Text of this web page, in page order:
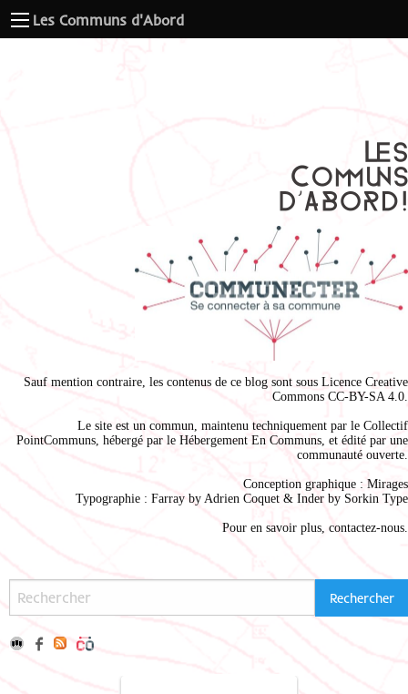
Les Communs d'Abord
Sauf mention contraire, les contenus de ce blog sont sous Licence Creative
Commons CC-BY-SA 4.0.
Le site est un commun, maintenu techniquement par le Collectif
PointCommuns, hébergé par le Hébergement En Communs, et édité par une
communauté ouverte.
Conception graphique : Mirages
Typographie : Farray by Adrien Coquet & Inder by Sorkin Type
Pour en savoir plus, contactez-nous.